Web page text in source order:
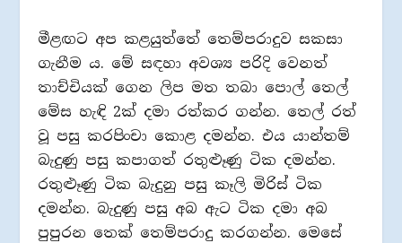
මීළඟට අප කළයුත්තේ තෙම්පරාදුව සකසා
ගැනීම ය. මේ සඳහා අවශ්‍ය පරිදි වෙනත්
තාච්චියක් ගෙන ලිප මත තබා පොල් තෙල්
මේස හැඳි 2ක් දමා රත්කර ගන්න. තෙල් රත්
වූ පසු කරපිංචා කොළ දමන්න. එය යාන්තම්
බැදුණු පසු කපාගත් රතුළුෑණු ටික දමන්න.
රතුළුෑණු ටික බැදුනු පසු කෑලි මිරිස් ටික
දමන්න. බැදුණු පසු අබ ඇට ටික දමා අබ
පුපුරන තෙක් තෙම්පරාදු කරගන්න. මෙසේ